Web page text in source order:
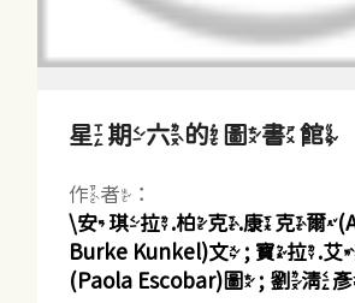
星期六的圖書館
作者：
\安琪拉.柏克.康克爾
Burke Kunkel)文 ; 寶拉.
(Paola Escobar)圖 ; 劉清